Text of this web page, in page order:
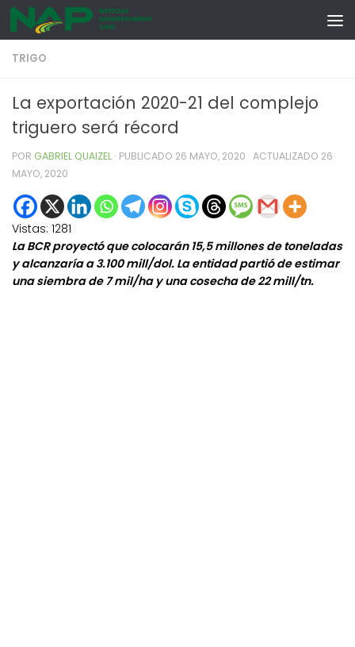
Skip to content
TRIGO
La exportación 2020-21 del complejo
triguero será récord
POR GABRIEL QUAIZEL · PUBLICADO 26 MAYO, 2020 · ACTUALIZADO 26
MAYO, 2020
Vistas: 1281
La BCR proyectó que colocarán 15,5 millones de toneladas
y alcanzaría a 3.100 mill/dol. La entidad partió de estimar
una siembra de 7 mil/ha y una cosecha de 22 mill/tn.